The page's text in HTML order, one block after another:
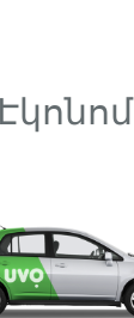
Էկոնոմ